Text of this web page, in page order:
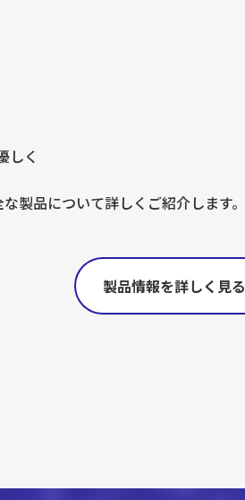
しく
製品について詳しくご紹介します。
製品情報を詳しく見る